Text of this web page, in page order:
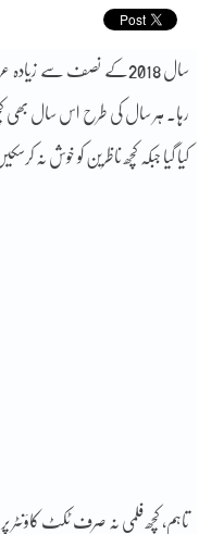
سال 2018کے نصف سے
رہا۔ ہر سال کی طرح اس سال بھی
کیا گیا جبکہ کچھ ناظرین کو خوش نہ
تاہم، کچھ فلمی نہ صرف ٹکٹ کاؤنٹر